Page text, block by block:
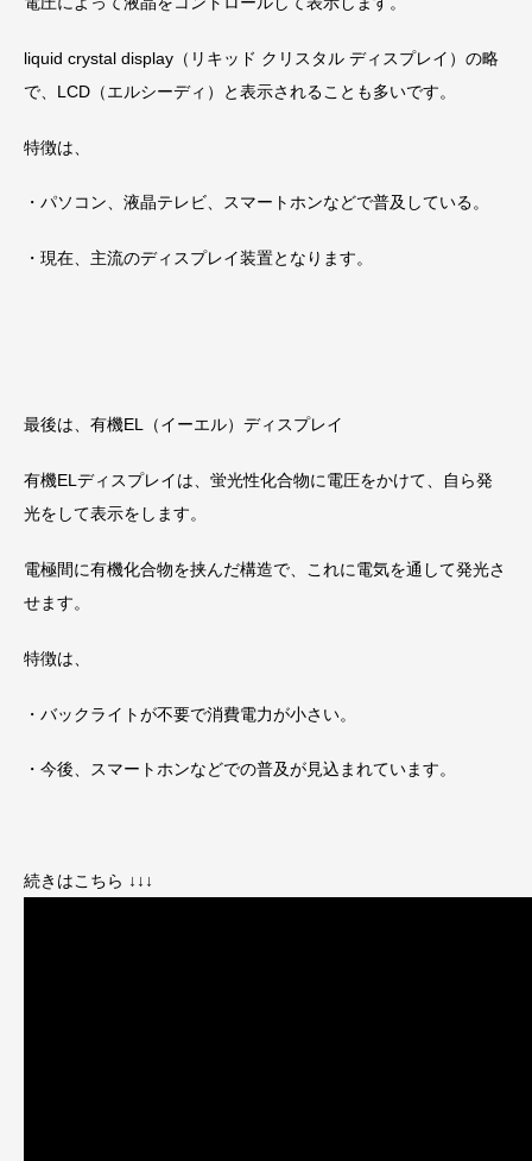
liquid crystal display（リキッド クリスタル ディスプレイ）の略
で、LCD（エルシーディ）と表示されることも多いです。
特徴は、
・パソコン、液晶テレビ、スマートホンなどで普及している。
・現在、主流のディスプレイ装置となります。
最後は、有機EL（イーエル）ディスプレイ
有機ELディスプレイは、蛍光性化合物に電圧をかけて、自ら発
光をして表示をします。
電極間に有機化合物を挟んだ構造で、これに電気を通して発光さ
せます。
特徴は、
・バックライトが不要で消費電力が小さい。
・今後、スマートホンなどでの普及が見込まれています。
続きはこちら ↓↓↓